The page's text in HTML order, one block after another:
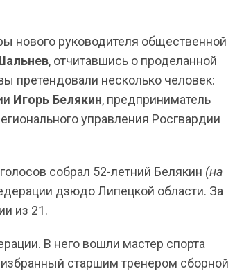
нового руководителя общественной
, отчитавшись о проделанной
претендовали несколько человек:
Игорь Белякин, предприниматель
управления Росгвардии
собрал 52-летний Белякин (на
дзюдо Липецкой области. За
из 21.
В него вошли мастер спорта
избранный старшим тренером сборной